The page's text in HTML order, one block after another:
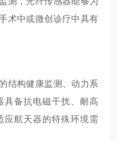
术中或微创诊疗中具有
结构健康监测、动力系
具备抗电磁干扰、耐高
应航天器的特殊环境需